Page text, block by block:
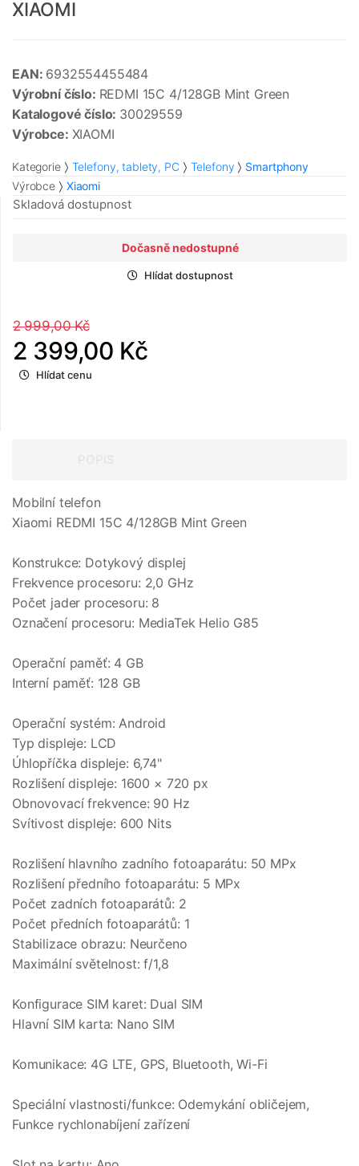
XIAOMI
EAN: 6932554455484
Výrobní číslo: REDMI 15C 4/128GB Mint Green
Katalogové číslo: 30029559
Výrobce: XIAOMI
Kategorie Telefony, tablety, PC Telefony
Smartphony
Výrobce
Xiaomi
Skladová dostupnost
Dočasně nedostupné
Hlídat dostupnost
2 999,00 Kč
2 399,00 Kč
Hlídat cenu
Mobilní telefon
Xiaomi REDMI 15C 4/128GB Mint Green
Konstrukce: Dotykový displej
Frekvence procesoru: 2,0 GHz
Počet jader procesoru: 8
Označení procesoru: MediaTek Helio G85
Operační paměť: 4 GB
Interní paměť: 128 GB
Operační systém: Android
Typ displeje: LCD
Úhlopříčka displeje: 6,74"
Rozlišení displeje: 1600 × 720 px
Obnovovací frekvence: 90 Hz
Svítivost displeje: 600 Nits
Rozlišení hlavního zadního fotoaparátu: 50 MPx
Rozlišení předního fotoaparátu: 5 MPx
Počet zadních fotoaparátů: 2
Počet předních fotoaparátů: 1
Stabilizace obrazu: Neurčeno
Maximální světelnost: f/1,8
Konfigurace SIM karet: Dual SIM
Hlavní SIM karta: Nano SIM
Komunikace: 4G LTE, GPS, Bluetooth, Wi-Fi
Speciální vlastnosti/funkce: Odemykání obličejem,
Funkce rychlonabíjení zařízení